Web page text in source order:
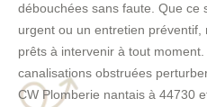
débouchées sans faute. Que ce
urgent ou un entretien
prêts à intervenir à tout
canalisations obstruées
CW Plomberie nantais à 44730